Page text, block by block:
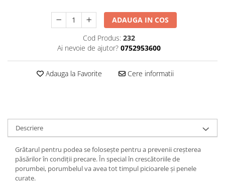
ADAUGA IN COS
Cod Produs: 232
Ai nevoie de ajutor? 0752953600
Adauga la Favorite Cere informatii
Descriere
Grătarul pentru podea se folosește pentru a prevenii creșterea
păsărilor în condiții precare. În special în crescătoriile de
porumbei, porumbelul va avea tot timpul picioarele și penele
curate.